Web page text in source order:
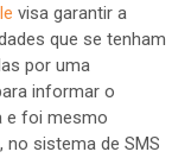
visa garantir a
que se tenham
por uma
informar o
e foi mesmo
no sistema de SMS